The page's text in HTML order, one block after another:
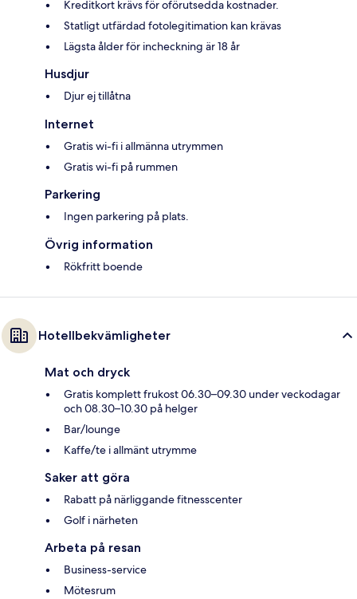
Kreditkort krävs för oförutsedda kostnader.
Statligt utfärdad fotolegitimation kan krävas
Lägsta ålder för incheckning är 18 år
Husdjur
Djur ej tillåtna
Internet
Gratis wi-fi i allmänna utrymmen
Gratis wi-fi på rummen
Parkering
Ingen parkering på plats.
Övrig information
Rökfritt boende
Hotellbekvämligheter
Mat och dryck
Gratis komplett frukost 06.30–09.30 under veckodagar
och 08.30–10.30 på helger
Bar/lounge
Kaffe/te i allmänt utrymme
Saker att göra
Rabatt på närliggande fitnesscenter
Golf i närheten
Arbeta på resan
Business-service
Mötesrum